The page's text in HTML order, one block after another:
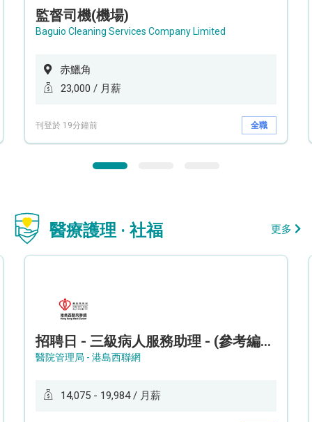
監督司機(機場)
Baguio Cleaning Services Company Limited
赤鱲角
23,000 / 月薪
刊登於 19分鐘前 全職
醫療護理 · 社福 更多
招聘日 - 三級病人服務助理 - (參考編號: HKWCS260107)
醫院管理局 - 港島西聯網
14,075 - 19,984 / 月薪